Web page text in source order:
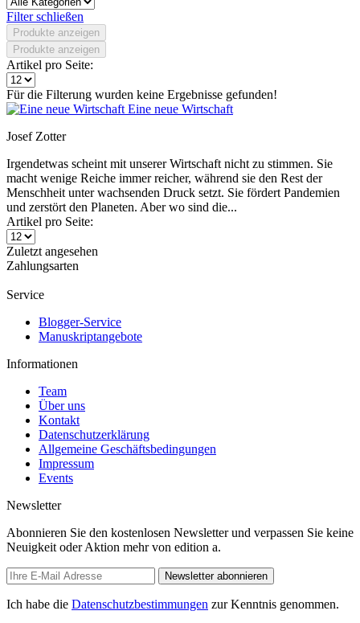
Filter schließen
Produkte anzeigen
Produkte anzeigen
Artikel pro Seite:
Für die Filterung wurden keine Ergebnisse gefunden!
Eine neue Wirtschaft
Josef Zotter
Irgendetwas scheint mit unserer Wirtschaft nicht zu stimmen. Sie
macht wenige Reiche immer reicher, während sie den Rest der
Menschheit unter wachsenden Druck setzt. Sie fördert Pandemien
und zerstört den Planeten. Aber wo sind die...
Artikel pro Seite:
Zuletzt angesehen
Zahlungsarten
Service
Blogger-Service
Manuskriptangebote
Informationen
Team
Über uns
Kontakt
Datenschutzerklärung
Allgemeine Geschäftsbedingungen
Impressum
Events
Newsletter
Abonnieren Sie den kostenlosen Newsletter und verpassen Sie keine
Neuigkeit oder Aktion mehr von edition a.
Newsletter abonnieren
Ich habe die Datenschutzbestimmungen zur Kenntnis genommen.